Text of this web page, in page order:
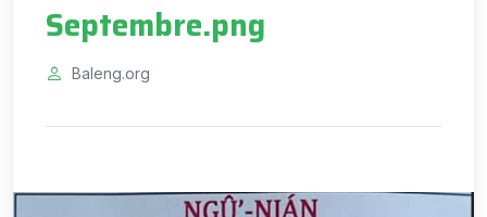
Septembre.png
Baleng.org